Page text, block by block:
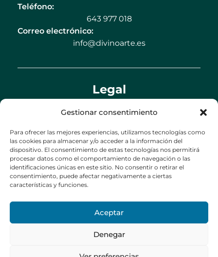
Gestionar consentimiento
Para ofrecer las mejores experiencias, utilizamos tecnologías como
las cookies para almacenar y/o acceder a la información del
dispositivo. El consentimiento de estas tecnologías nos permitirá
procesar datos como el comportamiento de navegación o las
identificaciones únicas en este sitio. No consentir o retirar el
consentimiento, puede afectar negativamente a ciertas
características y funciones.
Aceptar
Denegar
Teléfono:
643 977 018
Correo electrónico:
info@divinoarte.es
Legal
Aviso legal
Política de cookies (UE)
Política de envíos y devoluciones
Accesibilidad